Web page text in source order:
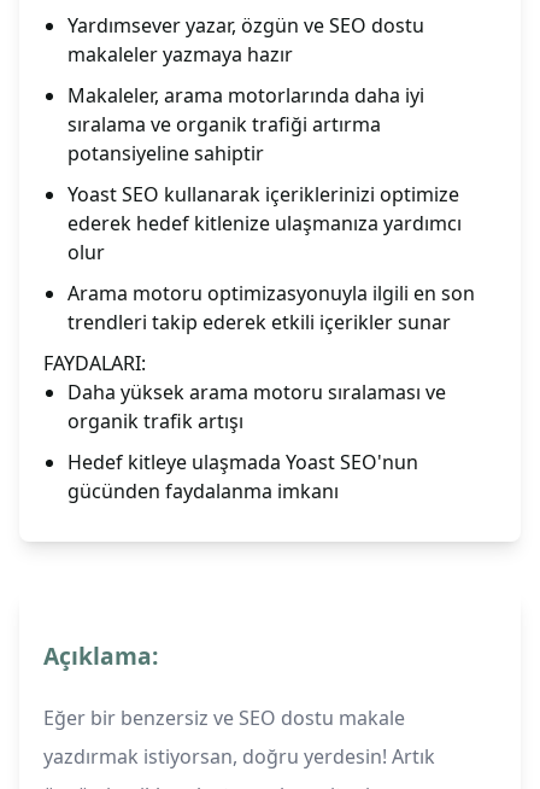
Yardımsever yazar, özgün ve SEO dostu
makaleler yazmaya hazır
Makaleler, arama motorlarında daha iyi
sıralama ve organik trafiği artırma
potansiyeline sahiptir
Yoast SEO kullanarak içeriklerinizi optimize
ederek hedef kitlenize ulaşmanıza yardımcı
olur
Arama motoru optimizasyonuyla ilgili en son
trendleri takip ederek etkili içerikler sunar
FAYDALARI:
Daha yüksek arama motoru sıralaması ve
organik trafik artışı
Hedef kitleye ulaşmada Yoast SEO'nun
gücünden faydalanma imkanı
Açıklama:
Eğer bir benzersiz ve SEO dostu makale
yazdırmak istiyorsan, doğru yerdesin! Artık